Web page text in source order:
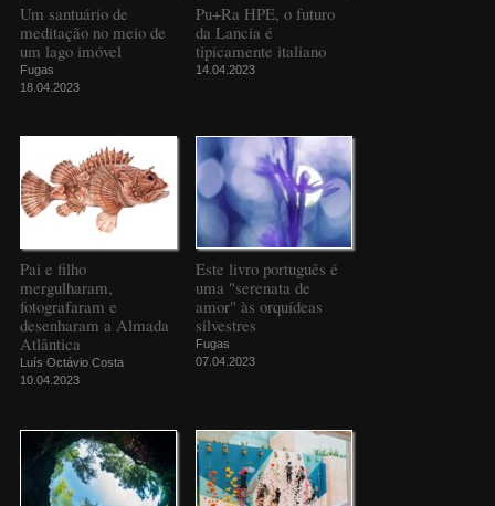
Um santuário de
meditação no meio de
um lago imóvel
Fugas
18.04.2023
Pu+Ra HPE, o futuro
da Lancia é
tipicamente italiano
14.04.2023
Pai e filho
mergulharam,
fotografaram e
desenharam a Almada
Atlântica
Luís Octávio Costa
10.04.2023
Este livro português é
uma "serenata de
amor" às orquídeas
silvestres
Fugas
07.04.2023